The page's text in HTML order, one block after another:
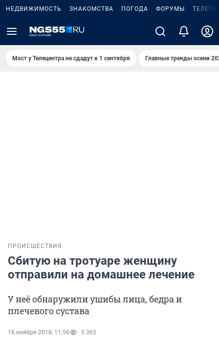
НЕДВИЖИМОСТЬ ЗНАКОМСТВА ПОГОДА ФОРУМЫ
Мост у Телецентра не сдадут к 1 сентября Главные тренды осени
ПРОИСШЕСТВИЯ
Сбитую на тротуаре женщину
отправили на домашнее лечение
У неё обнаружили ушибы лица, бедра и
плечевого сустава
16 ноября 2018, 11:56 5 365